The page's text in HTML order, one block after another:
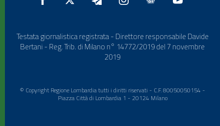
Testata giornalistica registrata - Direttore responsabile Davide
Bertani - Reg. Trib. di Milano n° 14772/2019 del 7 novembre
2019
© Copyright Regione Lombardia tutti i diritti riservati - C.F. 80050050154 -
Piazza Città di Lombardia 1 - 20124 Milano